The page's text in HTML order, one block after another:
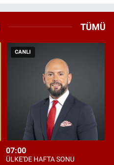
TÜMÜ
CANLI
07:00
ÜLKE'DE HAFTA SONU